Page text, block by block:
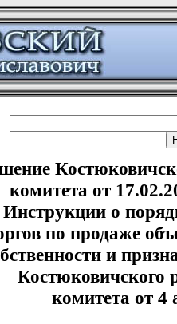
комитета от
Инструкции о
по продаже
и
Костюковичского
комитета от 4